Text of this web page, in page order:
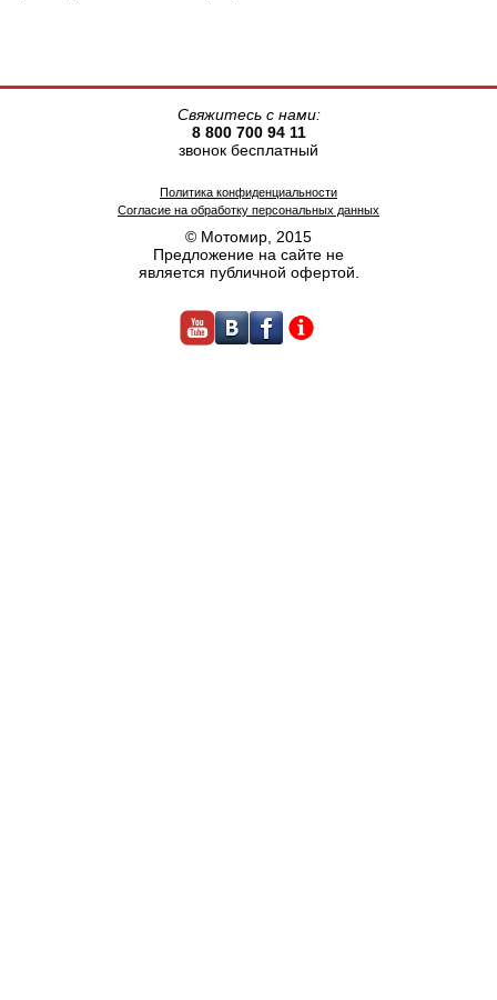
© Мотомир, 2015
Предложение на сайте не
является публичной офертой.
Политика конфиденциальности
Согласие на обработку персональных данных
Свяжитесь с нами:
8 800 700 94 11
звонок бесплатный